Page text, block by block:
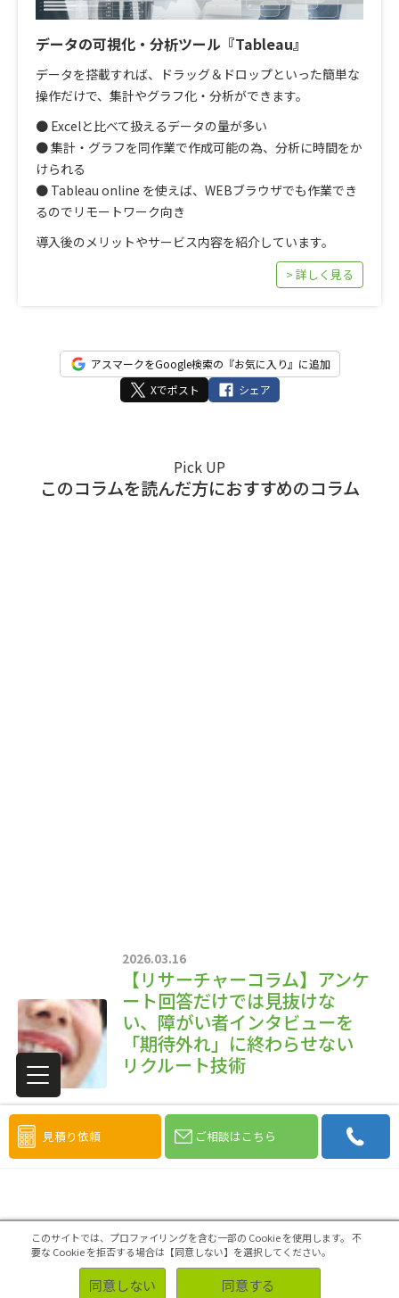
データの可視化・分析ツール『Tableau』
データを搭載すれば、ドラッグ＆ドロップといった簡単な
操作だけで、集計やグラフ化・分析ができます。
● Excelと比べて扱えるデータの量が多い
● 集計・グラフを同作業で作成可能の為、分析に時間をか
けられる
● Tableau online を使えば、WEBブラウザでも作業でき
るのでリモートワーク向き
導入後のメリットやサービス内容を紹介しています。
> 詳しく見る
アスマークをGoogle検索の『お気に入り』に追加
Xでポスト
シェア
Pick UP
このコラムを読んだ方におすすめのコラム
2026.03.16
【リサーチャーコラム】アンケ
ート回答だけでは見抜けな
い、障がい者インタビューを
「期待外れ」に終わらせない
リクルート技術
見積り依頼 ご相談はこちら
このサイトでは、プロファイリングを含む一部の Cookie を使用します。 不
要な Cookie を拒否する場合は【同意しない】を選択してください。
同意しない 同意する